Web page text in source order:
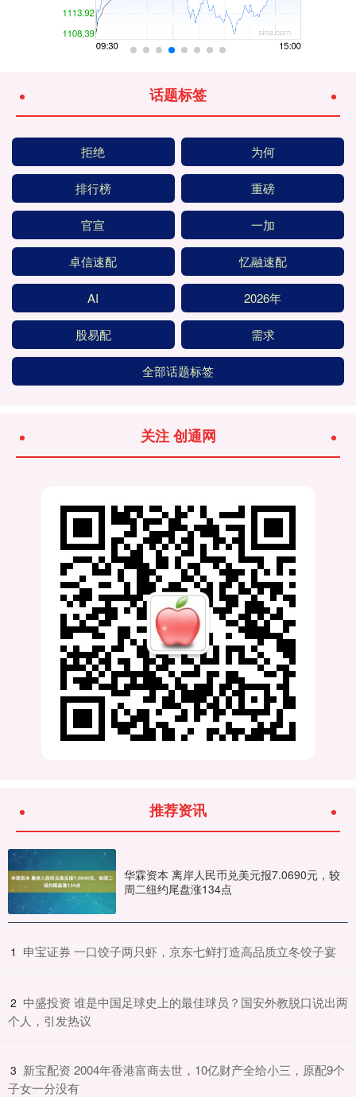
话题标签
拒绝 为何
排行榜 重磅
官宣 一加
卓信速配 忆融速配
AI 2026年
股易配 需求
全部话题标签
关注 创通网
推荐资讯
华霖资本 离岸人民币兑美元报7.0690元，较
周二纽约尾盘涨134点
1 ​申宝证券 一口饺子两只虾，京东七鲜打造高品质立冬饺子宴
2 ​中盛投资 谁是中国足球史上的最佳球员？国安外教脱口说出两
个人，引发热议
3 ​新宝配资 2004年香港富商去世，10亿财产全给小三，原配9个
子女一分没有